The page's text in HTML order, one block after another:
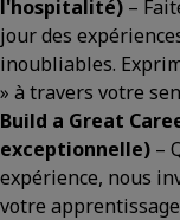
l'hospitalité) –
jour des
inoubliables.
» à travers votre
Build a Great
exceptionnelle) –
expérience, nous
votre